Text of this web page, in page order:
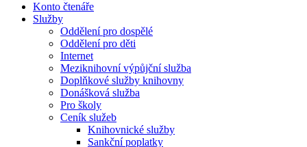
Konto čtenáře
Služby
Oddělení pro dospělé
Oddělení pro děti
Internet
Meziknihovní výpůjční služba
Doplňkové služby knihovny
Donášková služba
Pro školy
Ceník služeb
Knihovnické služby
Sankční poplatky